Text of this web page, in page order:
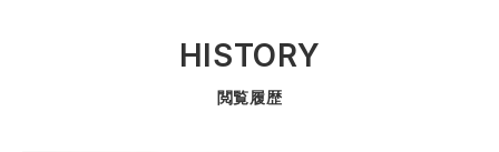
HISTORY
閲覧履歴